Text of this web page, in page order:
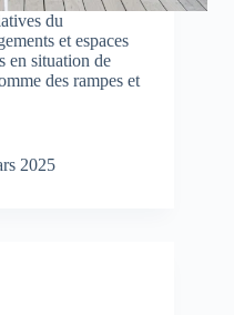
du
et espaces
en situation de
des rampes et
2025